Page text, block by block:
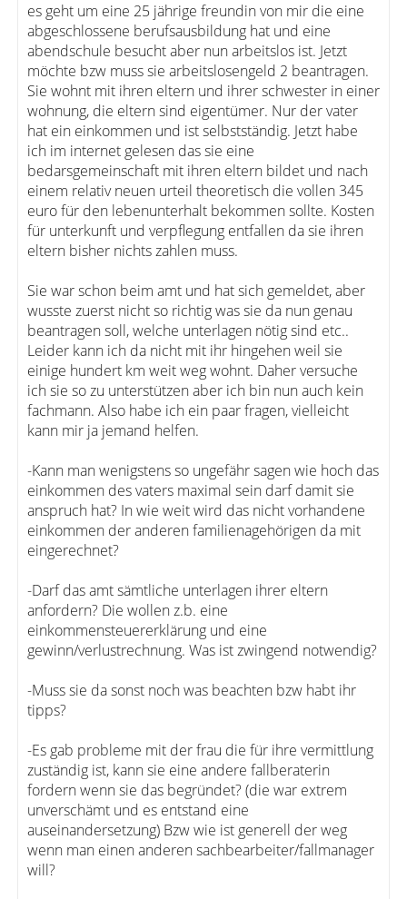
es geht um eine 25 jährige freundin von mir die eine
abgeschlossene berufsausbildung hat und eine
abendschule besucht aber nun arbeitslos ist. Jetzt
möchte bzw muss sie arbeitslosengeld 2 beantragen.
Sie wohnt mit ihren eltern und ihrer schwester in einer
wohnung, die eltern sind eigentümer. Nur der vater
hat ein einkommen und ist selbstständig. Jetzt habe
ich im internet gelesen das sie eine
bedarsgemeinschaft mit ihren eltern bildet und nach
einem relativ neuen urteil theoretisch die vollen 345
euro für den lebenunterhalt bekommen sollte. Kosten
für unterkunft und verpflegung entfallen da sie ihren
eltern bisher nichts zahlen muss.
Sie war schon beim amt und hat sich gemeldet, aber
wusste zuerst nicht so richtig was sie da nun genau
beantragen soll, welche unterlagen nötig sind etc..
Leider kann ich da nicht mit ihr hingehen weil sie
einige hundert km weit weg wohnt. Daher versuche
ich sie so zu unterstützen aber ich bin nun auch kein
fachmann. Also habe ich ein paar fragen, vielleicht
kann mir ja jemand helfen.
-Kann man wenigstens so ungefähr sagen wie hoch das
einkommen des vaters maximal sein darf damit sie
anspruch hat? In wie weit wird das nicht vorhandene
einkommen der anderen familienagehörigen da mit
eingerechnet?
-Darf das amt sämtliche unterlagen ihrer eltern
anfordern? Die wollen z.b. eine
einkommensteuererklärung und eine
gewinn/verlustrechnung. Was ist zwingend notwendig?
-Muss sie da sonst noch was beachten bzw habt ihr
tipps?
-Es gab probleme mit der frau die für ihre vermittlung
zuständig ist, kann sie eine andere fallberaterin
fordern wenn sie das begründet? (die war extrem
unverschämt und es entstand eine
auseinandersetzung) Bzw wie ist generell der weg
wenn man einen anderen sachbearbeiter/fallmanager
will?